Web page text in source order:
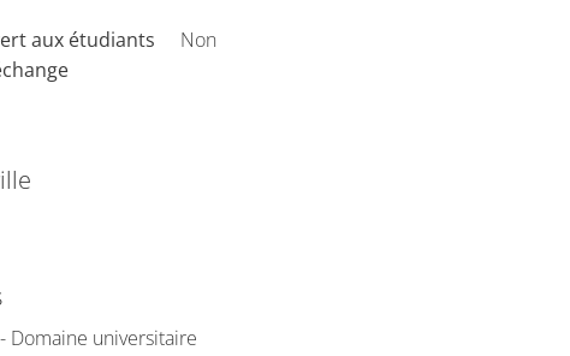
aux étudiants
Non
Domaine universitaire